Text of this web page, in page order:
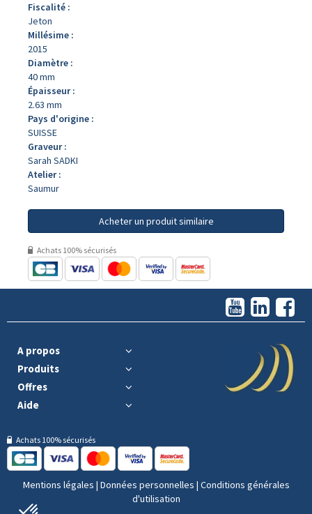
Fiscalité :
Jeton
Millésime :
2015
Diamètre :
40 mm
Épaisseur :
2.63 mm
Pays d'origine :
SUISSE
Graveur :
Sarah SADKI
Atelier :
Saumur
Acheter un produit similaire
Achats 100% sécurisés
A propos
Produits
Offres
Aide
Achats 100% sécurisés
Mentions légales | Données personnelles | Conditions générales
d'utilisation